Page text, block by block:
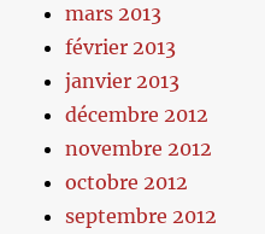
mars 2013
février 2013
janvier 2013
décembre 2012
novembre 2012
octobre 2012
septembre 2012